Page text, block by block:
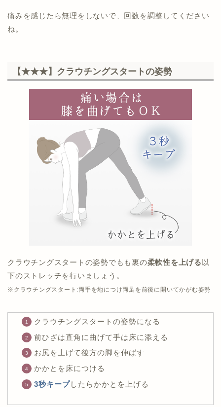
痛みを感じたら無理をしないで、回数を調整してください
ね。
【★★★】クラウチングスタートの姿勢
クラウチングスタートの姿勢でもも裏の柔軟性を上げる 以
下のストレッチを行いましょう。
※クラウチングスタート:両手を地につけ両足を前後に開いてかがむ姿勢
クラウチングスタートの姿勢になる
前ひざは直角に曲げて手は床に添える
お尻を上げて後方の脚を伸ばす
かかとを床につける
3秒キープしたらかかとを上げる